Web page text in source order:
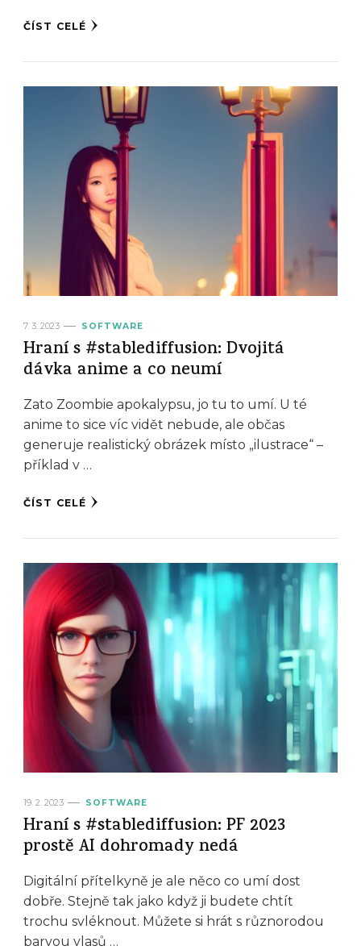
ČÍST CELÉ
7. 3. 2023 SOFTWARE
Hraní s #stablediffusion: Dvojitá
dávka anime a co neumí
Zato Zoombie apokalypsu, jo tu to umí. U té
anime to sice víc vidět nebude, ale občas
generuje realistický obrázek místo „ilustrace“ –
příklad v …
ČÍST CELÉ
19. 2. 2023 SOFTWARE
Hraní s #stablediffusion: PF 2023
prostě AI dohromady nedá
Digitální přítelkyně je ale něco co umí dost
dobře. Stejně tak jako když ji budete chtít
trochu svléknout. Můžete si hrát s různorodou
barvou vlasů …